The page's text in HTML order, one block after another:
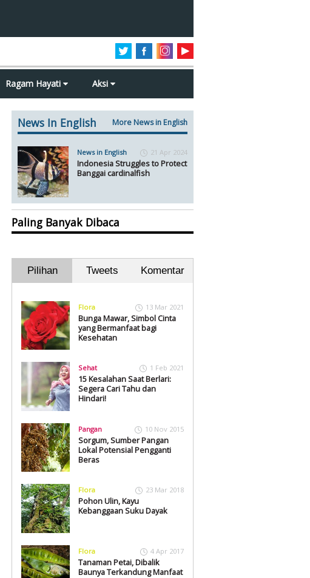
Ragam Hayati Aksi
News In English More News in English
News in English 21 Apr 2024
Indonesia Struggles to Protect
Banggai cardinalfish
Paling Banyak Dibaca
Pilihan Tweets Komentar
Flora 13 Mar 2021
Bunga Mawar, Simbol Cinta
yang Bermanfaat bagi
Kesehatan
Sehat 1 Feb 2021
15 Kesalahan Saat Berlari:
Segera Cari Tahu dan
Hindari!
Pangan 10 Nov 2015
Sorgum, Sumber Pangan
Lokal Potensial Pengganti
Beras
Flora 23 Mar 2018
Pohon Ulin, Kayu
Kebanggaan Suku Dayak
Flora 4 Apr 2017
Tanaman Petai, Dibalik
Baunya Terkandung Manfaat